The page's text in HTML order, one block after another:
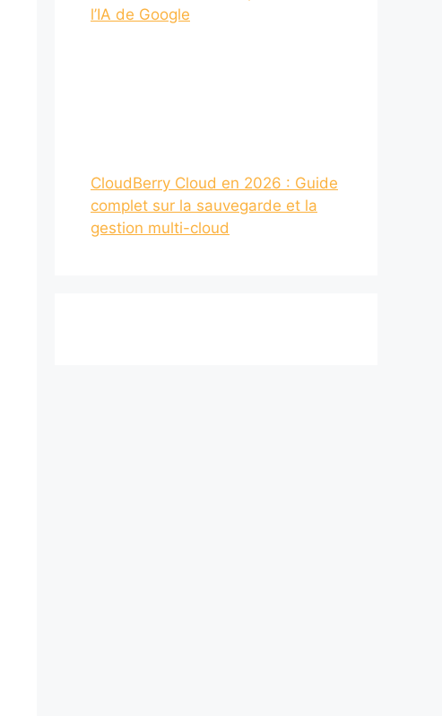
l’IA de Google
CloudBerry Cloud en 2026 : Guide
complet sur la sauvegarde et la
gestion multi-cloud